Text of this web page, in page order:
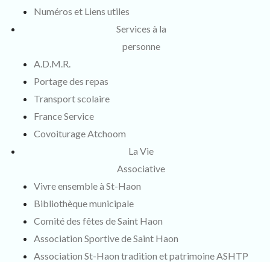
Numéros et Liens utiles
Services à la
personne
A.D.M.R.
Portage des repas
Transport scolaire
France Service
Covoiturage Atchoom
La Vie
Associative
Vivre ensemble à St-Haon
Bibliothèque municipale
Comité des fêtes de Saint Haon
Association Sportive de Saint Haon
Association St-Haon tradition et patrimoine ASHTP